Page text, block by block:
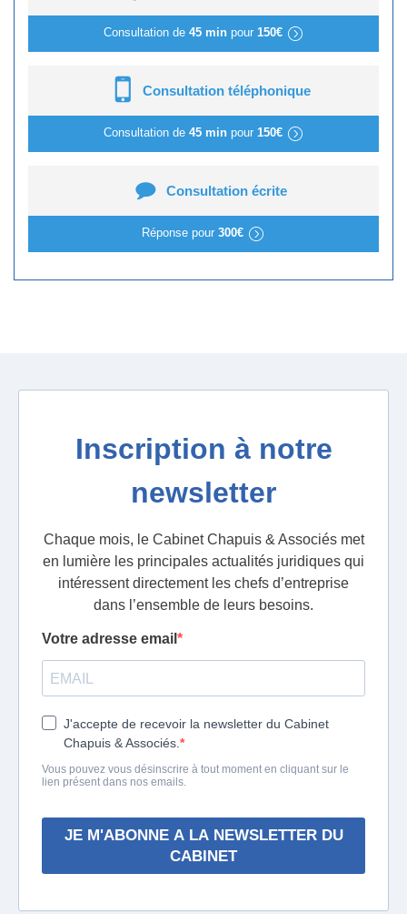
Consultation de 45 minpour 150€
Consultation téléphonique
Consultation de 45 minpour 150€
Consultation écrite
Réponse pour 300€